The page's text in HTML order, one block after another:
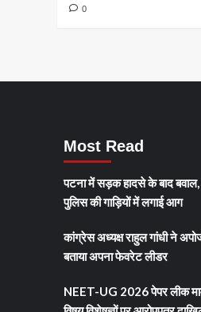
0
Most Read
पटना में सड़क हादसे के बाद
पुलिस की गाड़ियों में लगाई आग
कांग्रेस अध्यक्ष राहुल गांधी ने
बताया अपना फेवरेट लीडर
NEET-UG 2026 पेपर लीक